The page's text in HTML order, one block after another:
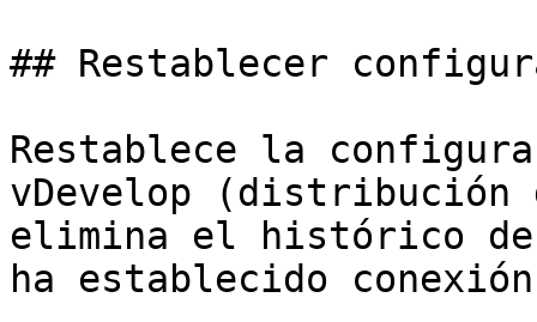
## Restablecer
Restablece la
vDevelop
elimina el histórico de